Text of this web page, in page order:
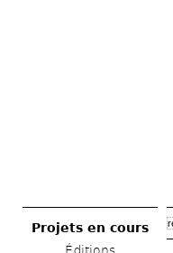
Projets en cours